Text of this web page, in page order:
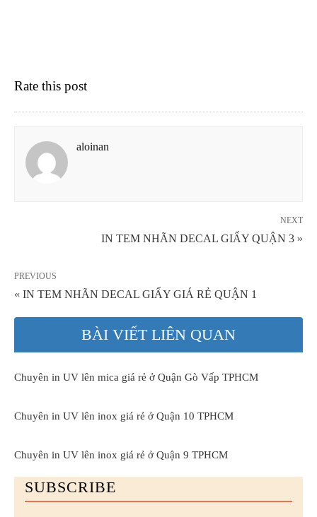
Rate this post
aloinan
NEXT
IN TEM NHÃN DECAL GIẤY QUẬN 3 »
PREVIOUS
« IN TEM NHÃN DECAL GIẤY GIÁ RẺ QUẬN 1
BÀI VIẾT LIÊN QUAN
Chuyên in UV lên mica giá rẻ ở Quận Gò Vấp TPHCM
Chuyên in UV lên inox giá rẻ ở Quận 10 TPHCM
Chuyên in UV lên inox giá rẻ ở Quận 9 TPHCM
SUBSCRIBE